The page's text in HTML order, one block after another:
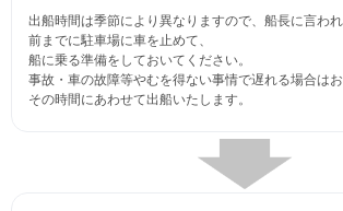
出船時間は季節により異なりますので、船長に言わ
前までに駐車場に車を止めて、
船に乗る準備をしておいてください。
事故・車の故障等やむを得ない事情で遅れる場合はお
その時間にあわせて出船いたします。